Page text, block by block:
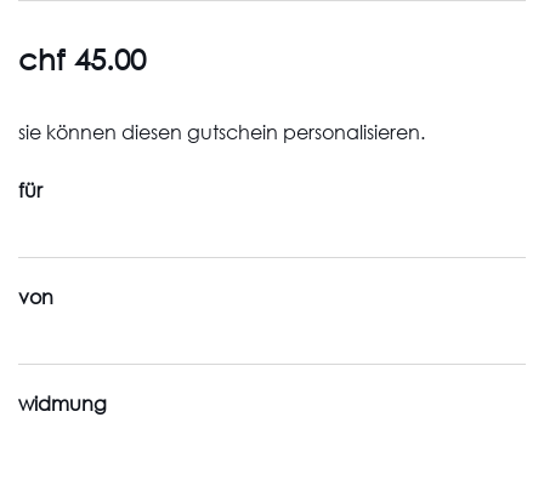
chf 45.00
sie können diesen gutschein personalisieren.
für
von
widmung